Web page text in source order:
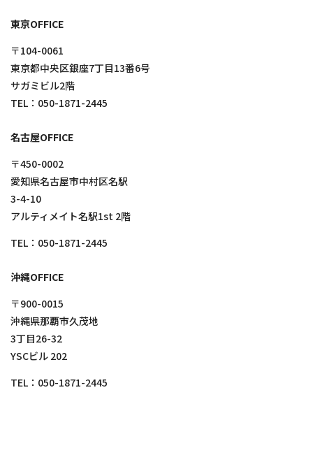
東京OFFICE
〒104-0061
東京都中央区銀座7丁目13番6号
サガミビル2階
TEL： 050-1871-2445
名古屋OFFICE
〒450-0002
愛知県名古屋市中村区名駅
3-4-10
アルティメイト名駅1st 2階
TEL： 050-1871-2445
沖縄OFFICE
〒900-0015
沖縄県那覇市久茂地
3丁目26-32
YSCビル 202
TEL： 050-1871-2445